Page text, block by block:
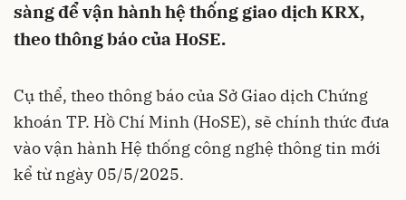
sàng để vận hành hệ thống giao dịch KRX,
theo thông báo của HoSE.
Cụ thể, theo thông báo của Sở Giao dịch Chứng
khoán TP. Hồ Chí Minh (HoSE), sẽ chính thức đưa
vào vận hành Hệ thống công nghệ thông tin mới
kể từ ngày 05/5/2025.